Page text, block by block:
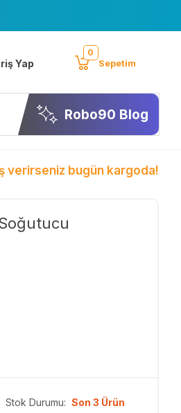
Yap
0
Sepetim
Robo90 Blog
verirseniz bugün kargoda!
Stok Durumu: Son 3 Ürün